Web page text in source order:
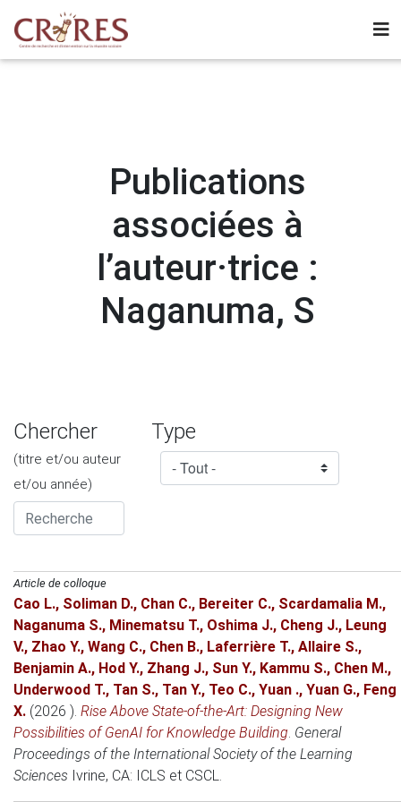
Publications
associées à
l’auteur·trice :
Naganuma, S
Chercher
(titre et/ou auteur
et/ou année)
Type
Article de colloque
Cao L., Soliman D., Chan C., Bereiter C., Scardamalia M.,
Naganuma S., Minematsu T., Oshima J., Cheng J., Leung
V., Zhao Y., Wang C., Chen B., Laferrière T., Allaire S.,
Benjamin A., Hod Y., Zhang J., Sun Y., Kammu S., Chen M.,
Underwood T., Tan S., Tan Y., Teo C., Yuan ., Yuan G., Feng
X. (2026 ). Rise Above State-of-the-Art: Designing New
Possibilities of GenAI for Knowledge Building. General
Proceedings of the International Society of the Learning
Sciences Ivrine, CA: ICLS et CSCL.